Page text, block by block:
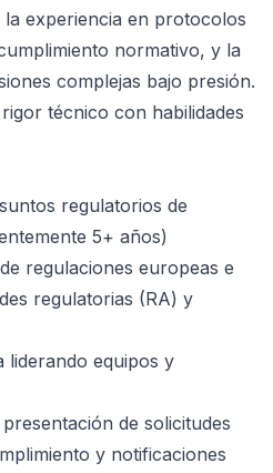
experiencia en protocolos
normativo, y la
complejas bajo presión.
técnico con habilidades
regulatorios de
5+ años)
regulaciones europeas e
regulatorias (RA) y
liderando equipos y
de solicitudes
y notificaciones